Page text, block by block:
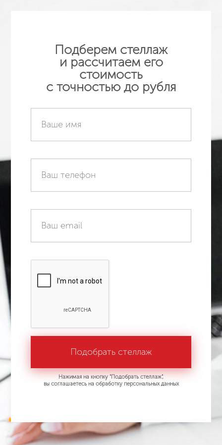
Подберем стеллаж
и рассчитаем его
стоимость
с точностью до рубля
Нажимая на кнопку "Подобрать стеллаж",
вы соглашаетесь на обработку персональных данных